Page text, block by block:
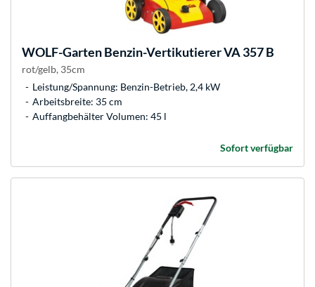
WOLF-GartenBenzin-Vertikutierer VA 357 B
rot/gelb, 35cm
Leistung/Spannung: Benzin-Betrieb, 2,4 kW
Arbeitsbreite: 35 cm
Auffangbehälter Volumen: 45 l
Sofort verfügbar